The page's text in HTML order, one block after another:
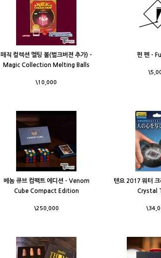
매직 컬렉션 멜팅 볼(벌크버젼 추가) -
Magic Collection Melting Balls
\10,000
펀 펜 -
베놈 큐브 컴팩트 에디션 - Venom
Cube Compact Edition
\250,000
텐요 2017 워터
Crystal